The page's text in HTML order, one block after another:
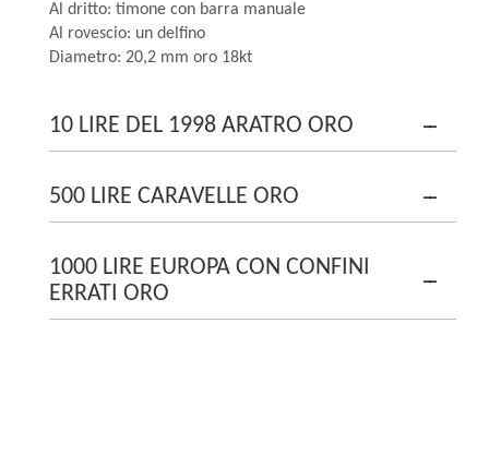
Al dritto: timone con barra manuale
Al rovescio: un delfino
Diametro: 20,2 mm oro 18kt
10 LIRE DEL 1998 ARATRO ORO
500 LIRE CARAVELLE ORO
1000 LIRE EUROPA CON CONFINI
ERRATI ORO